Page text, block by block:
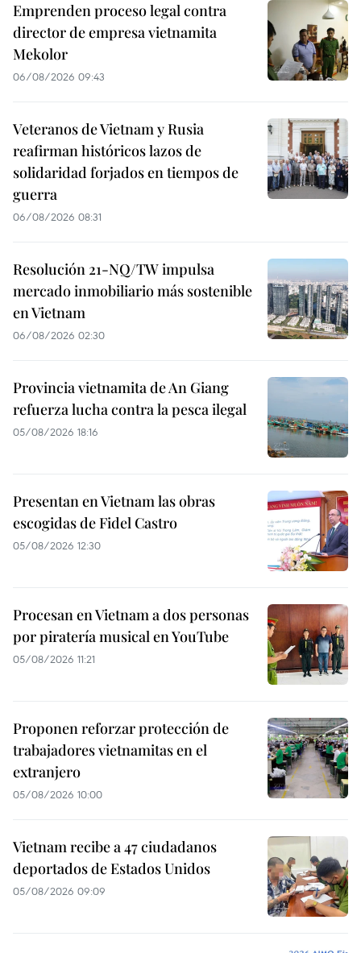
Emprenden proceso legal contra
director de empresa vietnamita
Mekolor
06/08/2026 09:43
Veteranos de Vietnam y Rusia
reafirman históricos lazos de
solidaridad forjados en tiempos de
guerra
06/08/2026 08:31
Resolución 21-NQ/TW impulsa
mercado inmobiliario más sostenible
en Vietnam
06/08/2026 02:30
Provincia vietnamita de An Giang
refuerza lucha contra la pesca ilegal
05/08/2026 18:16
Presentan en Vietnam las obras
escogidas de Fidel Castro
05/08/2026 12:30
Procesan en Vietnam a dos personas
por piratería musical en YouTube
05/08/2026 11:21
Proponen reforzar protección de
trabajadores vietnamitas en el
extranjero
05/08/2026 10:00
Vietnam recibe a 47 ciudadanos
deportados de Estados Unidos
05/08/2026 09:09